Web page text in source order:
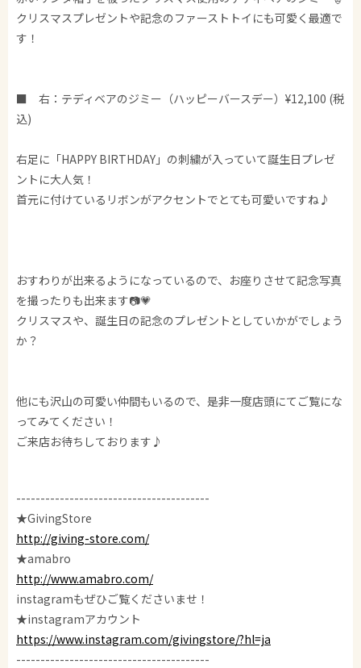
クリスマスプレゼントや記念のファーストトイにも可愛く最適で
す！
■ 右：テディベアのジミー（ハッピーバースデー）¥12,100 (税
込)
右足に「HAPPY BIRTHDAY」の刺繍が入っていて誕生日プレゼ
ントに大人気！
首元に付けているリボンがアクセントでとても可愛いですね♪
おすわりが出来るようになっているので、お座りさせて記念写真
を撮ったりも出来ます📷💗
クリスマスや、誕生日の記念のプレゼントとしていかがでしょう
か？
他にも沢山の可愛い仲間もいるので、是非一度店頭にてご覧にな
ってみてください！
ご来店お待ちしております♪
----------------------------------------
★GivingStore
http://giving-store.com/
★amabro
http://www.amabro.com/
instagramもぜひご覧くださいませ！
★instagramアカウント
https://www.instagram.com/givingstore/?hl=ja
----------------------------------------